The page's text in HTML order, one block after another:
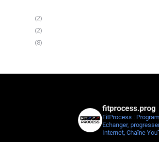
(2)
(2)
(8)
fitprocess.prog
FitProcess :
Echanger,
Internet, Chaîne